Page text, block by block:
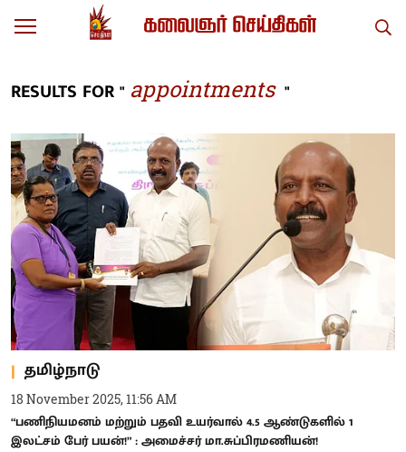
RESULTS FOR " appointments "
தமிழ்நாடு
18 November 2025, 11:56 AM
“பணிநியமனம் மற்றும் பதவி உயர்வால் 4.5 ஆண்டுகளில் 1
இலட்சம் பேர் பயன்!” : அமைச்சர் மா.சுப்பிரமணியன்!